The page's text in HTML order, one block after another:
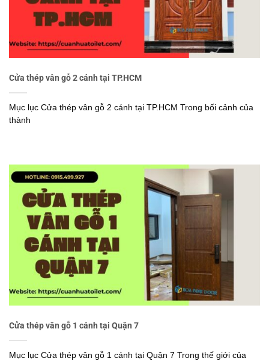
Cửa thép vân gỗ 2 cánh tại TP.HCM
Mục lục Cửa thép vân gỗ 2 cánh tại TP.HCM Trong bối cảnh của
thành
Cửa thép vân gỗ 1 cánh tại Quận 7
Mục lục Cửa thép vân gỗ 1 cánh tại Quận 7 Trong thế giới của